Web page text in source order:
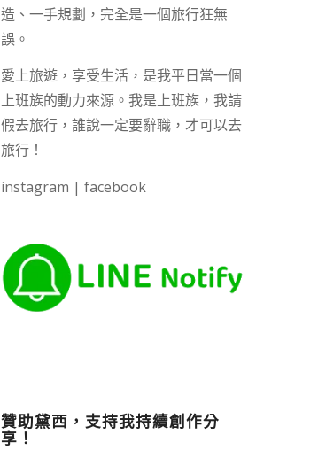
造、一手規劃，完全是一個旅行狂無
誤。
愛上旅遊，享受生活，是我平日當一個
上班族的動力來源。我是上班族，我請
假去旅行，誰說一定要辭職，才可以去
旅行！
instagram | facebook
贊助黛西，支持我持續創作分
享！